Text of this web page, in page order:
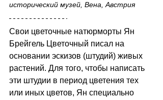
исторический музей, Вена, Австрия
Свои цветочные натюрморты Ян
Брейгель Цветочный писал на
основании эскизов (штудий) живых
растений. Для того, чтобы написать
эти штудии в период цветения тех
или иных цветов, Ян специально